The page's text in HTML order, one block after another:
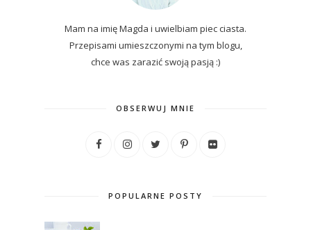
Mam na imię Magda i uwielbiam piec ciasta.
Przepisami umieszczonymi na tym blogu,
chce was zarazić swoją pasją :)
OBSERWUJ MNIE
POPULARNE POSTY